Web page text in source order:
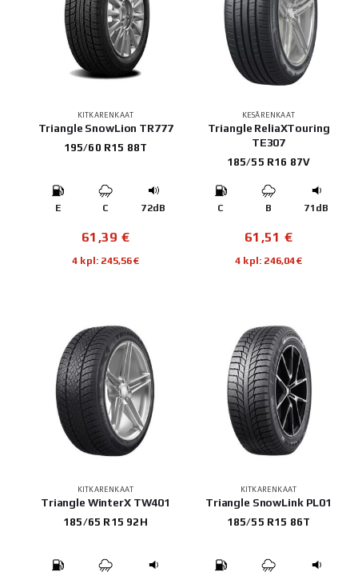
KITKARENKAAT
Triangle SnowLion TR777
195/60 R15 88T
E C 72dB
61,39 €
4 kpl: 245,56€
KESÄRENKAAT
Triangle ReliaXTouring
TE307
185/55 R16 87V
C B 71dB
61,51 €
4 kpl: 246,04€
KITKARENKAAT
Triangle WinterX TW401
185/65 R15 92H
KITKARENKAAT
Triangle SnowLink PL01
185/55 R15 86T